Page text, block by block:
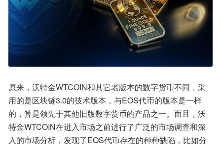
原来，沃特金WTCOIN和其它老版本的数字货币不同，采
用的是区块链3.0的技术版本，与EOS代币的版本是一样
的，算是领先于其他旧版数字货币的产品之一。而且，沃
特金WTCOIN在进入市场之前进行了广泛的市场调查和深
入的市场分析，发现了EOS代币存在的种种缺陷，比如分